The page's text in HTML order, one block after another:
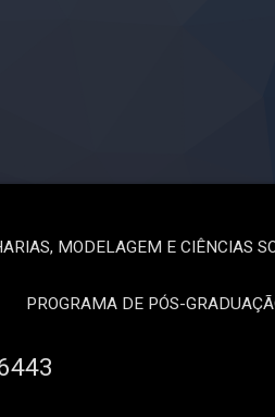
MODELAGEM E CIÊNCIAS
PROGRAMA DE PÓS-